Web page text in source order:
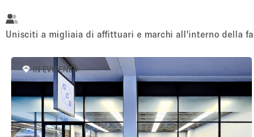
Sala conferenze
Salone
Spazio hall
Unisciti a migliaia di affittuari e marchi all'interno della
IN EVIDENZA